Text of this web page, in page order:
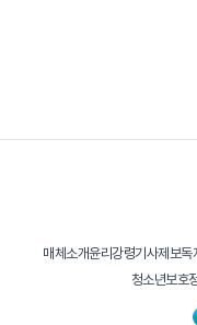
매체소개윤리강령기사제보독
청소년보호